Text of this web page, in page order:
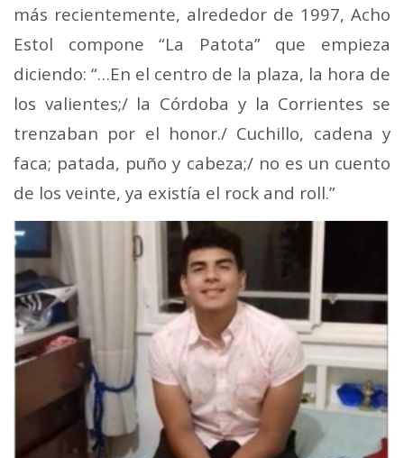
más recientemente, alrededor de 1997, Acho
Estol compone “La Patota” que empieza
diciendo: “…En el centro de la plaza, la hora de
los valientes;/ la Córdoba y la Corrientes se
trenzaban por el honor./ Cuchillo, cadena y
faca; patada, puño y cabeza;/ no es un cuento
de los veinte, ya existía el rock and roll.”